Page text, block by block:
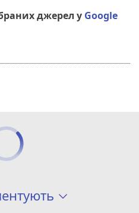
джерел у Google